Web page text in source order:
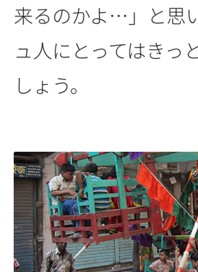
来るのかよ…」と思
ュ人にとってはきっ
しょう。